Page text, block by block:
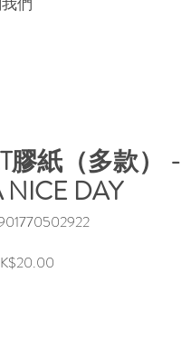
膠紙（多款） -
NICE DAY